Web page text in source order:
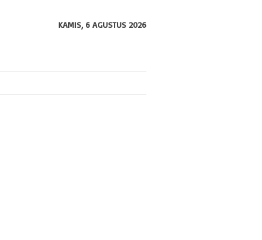
KAMIS, 6 AGUSTUS 2026